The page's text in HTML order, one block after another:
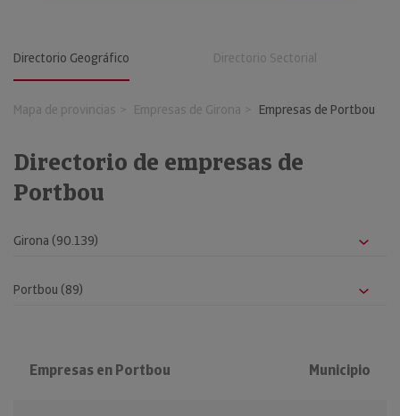
Directorio Geográfico Directorio Sectorial
Mapa de provincias Empresas de Girona Empresas de Portbou
Directorio de empresas de
Portbou
Empresas en Portbou Municipio